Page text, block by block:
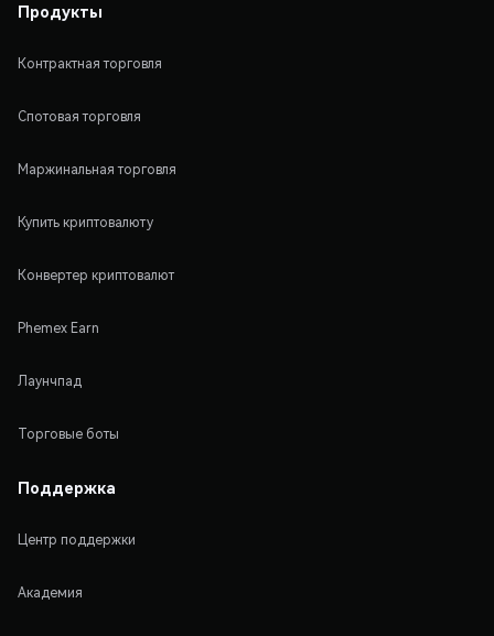
Продукты
Контрактная торговля
Спотовая торговля
Маржинальная торговля
Купить криптовалюту
Конвертер криптовалют
Phemex Earn
Лаунчпад
Торговые боты
Поддержка
Центр поддержки
Академия